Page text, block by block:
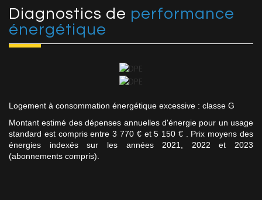
diagnostics de performance
énergétique
Logement à consommation énergétique excessive : classe G
Montant estimé des dépenses annuelles d'énergie pour un usage
standard est compris entre 3 770 € et 5 150 € . Prix moyens des
énergies indexés sur les années 2021, 2022 et 2023
(abonnements compris).